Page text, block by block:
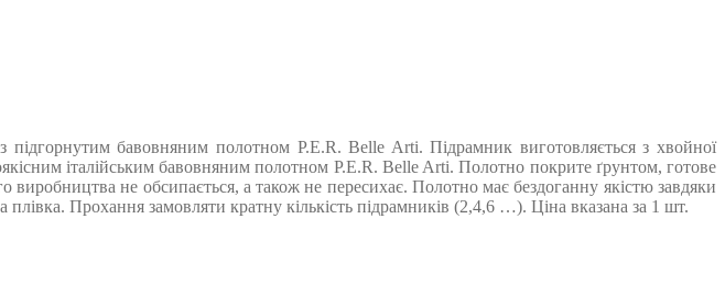
бавовняним полотном P.E.R. Belle Arti. Підрамник виготовляється з хвойної
італійським бавовняним полотном P.E.R. Belle Arti. Полотно покрите ґрунтом, готове
виробництва не обсипається, а також не пересихає. Полотно має бездоганну якістю завдяки
Прохання замовляти кратну кількість підрамників (2,4,6 …). Ціна вказана за 1 шт.